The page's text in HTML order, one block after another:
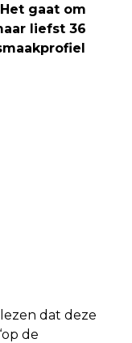
gaat om
liefst 36
dat deze
de